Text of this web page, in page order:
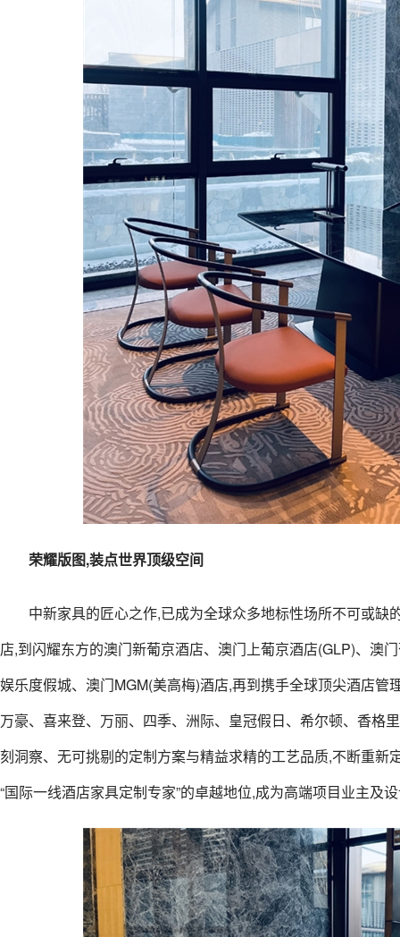
荣耀版图,装点世界顶级空间
中新家具的匠心之作,已成为全球众多地标性场所不可或
店,到闪耀东方的澳门新葡京酒店、澳门上葡京酒店(GLP)、澳
娱乐度假城、澳门MGM(美高梅)酒店,再到携手全球顶尖酒店
万豪、喜来登、万丽、四季、洲际、皇冠假日、希尔顿、香格
刻洞察、无可挑剔的定制方案与精益求精的工艺品质,不断重
“国际一线酒店家具定制专家”的卓越地位,成为高端项目业主及